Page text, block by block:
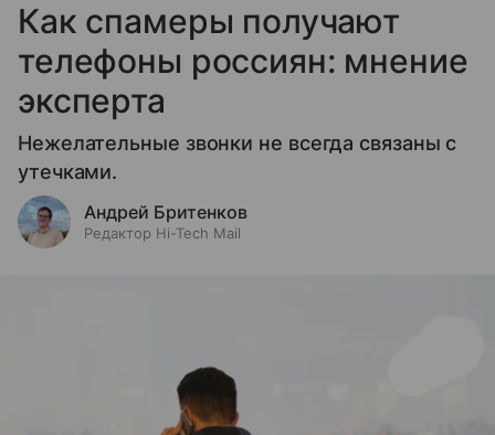
Как спамеры получают
телефоны россиян: мнение
эксперта
Нежелательные звонки не всегда связаны с
утечками.
Андрей Бритенков
Редактор Hi-Tech Mail